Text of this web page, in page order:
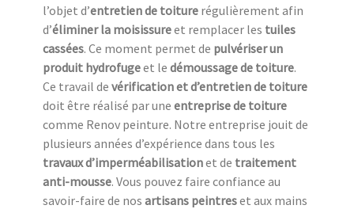
l’objet d’entretien de toiture régulièrement afin
d’éliminer la moisissureet remplacer les tuiles
cassées. Ce moment permet de pulvériser un
produit hydrofugeet le démoussage de toiture.
Ce travail de vérification et d’entretien de toiture
doit être réalisé par une entreprise de toiture
comme Renov peinture. Notre entreprise jouit de
plusieurs années d’expérience dans tous les
travaux d’imperméabilisationet de traitement
anti-mousse. Vous pouvez faire confiance au
savoir-faire de nos artisans peintreset aux mains